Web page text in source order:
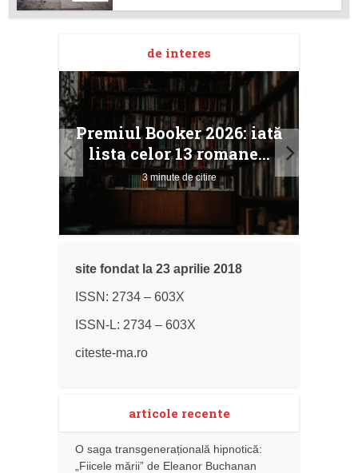
de interes
Premiul Booker 2026: iată
lista celor 13 romane...
3 minute de citire
site fondat la 23 aprilie 2018
ISSN: 2734 – 603X
ISSN-L: 2734 – 603X
citeste-ma.ro
articole recente
O saga transgenerațională hipnotică:
„Fiicele mării” de Eleanor Buchanan